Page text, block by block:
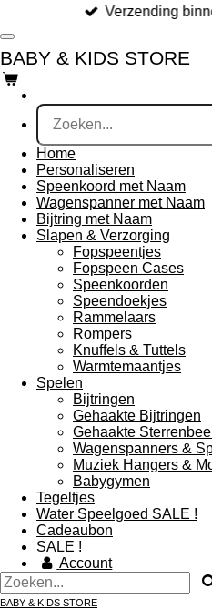
direct
naar
de
hoofdinhoud
Verzending
BABY & KIDS STORE
Home
Personaliseren
Speenkoord met Naam
Wagenspanner met Naam
Bijtring met Naam
Slapen & Verzorging
Fopspeentjes
Fopspeen Cases
Speenkoorden
Speendoekjes
Rammelaars
Rompers
Knuffels & Tuttels
Warmtemaantjes
Spelen
Bijtringen
Gehaakte Bijtringen
Gehaakte
Wagenspanners &
Muziek Hangers &
Babygymen
Tegeltjes
Water Speelgoed SALE !
Cadeaubon
SALE !
Account
BABY & KIDS STORE